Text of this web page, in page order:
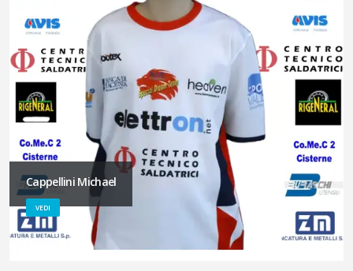
Cappellini Michael
VEDI